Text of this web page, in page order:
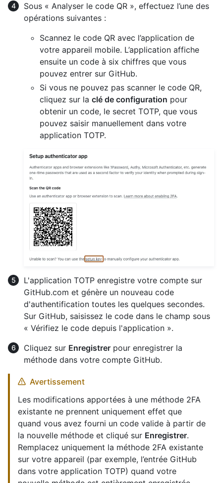
Sous « Analyser le code QR », effectuez l’une des
opérations suivantes :
Scannez le code QR avec l’application de
votre appareil mobile. L’application affiche
ensuite un code à six chiffres que vous
pouvez entrer sur GitHub.
Si vous ne pouvez pas scanner le code QR,
cliquez sur la clé de configuration pour
obtenir un code, le secret TOTP, que vous
pouvez saisir manuellement dans votre
application TOTP.
L'application TOTP enregistre votre compte sur
GitHub.com et génère un nouveau code
d'authentification toutes les quelques secondes.
Sur GitHub, saisissez le code dans le champ sous
« Vérifiez le code depuis l'application ».
Cliquez sur Enregistrer pour enregistrer la
méthode dans votre compte GitHub.
Avertissement
Les modifications apportées à une méthode 2FA
existante ne prennent uniquement effet que
quand vous avez fourni un code valide à partir de
la nouvelle méthode et cliqué sur Enregistrer.
Remplacez uniquement la méthode 2FA existante
sur votre appareil (par exemple, l’entrée GitHub
dans votre application TOTP) quand votre